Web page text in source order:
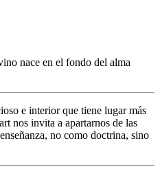
nace en el fondo del alma
e interior que tiene lugar más
nos invita a apartarnos de las
no como doctrina, sino